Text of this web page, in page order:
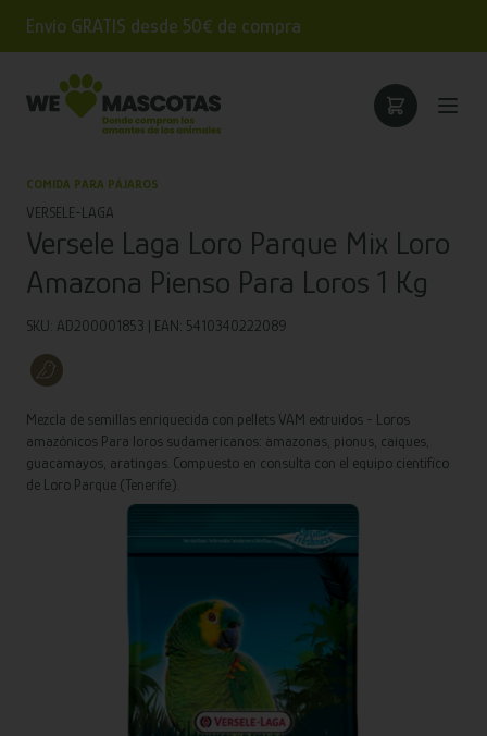
Envío GRATIS desde 50€ de compra
COMIDA PARA PÁJAROS
VERSELE-LAGA
Versele Laga Loro Parque Mix Loro
Amazona Pienso Para Loros 1 Kg
SKU: AD200001853 | EAN: 5410340222089
Mezcla de semillas enriquecida con pellets VAM extruidos - Loros
amazónicos Para loros sudamericanos: amazonas, pionus, caiques,
guacamayos, aratingas. Compuesto en consulta con el equipo científico
de Loro Parque (Tenerife).